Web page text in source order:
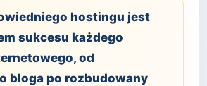
hostingu jest
sukcesu każdego
od
bloga po rozbudowany